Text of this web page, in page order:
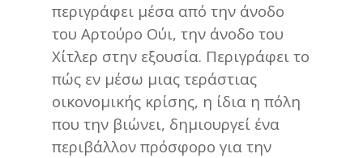
περιγράφει μέσα από την άνοδο
του Αρτούρο Ούι, την άνοδο του
Χίτλερ στην εξουσία. Περιγράφει το
πώς εν μέσω μιας τεράστιας
οικονομικής κρίσης, η ίδια η πόλη
που την βιώνει, δημιουργεί ένα
περιβάλλον πρόσφορο για την